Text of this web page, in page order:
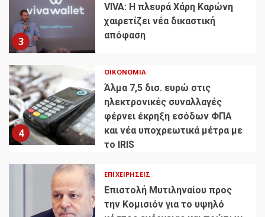
3
VIVA: Η πλευρά Χάρη Καρώνη
χαιρετίζει νέα δικαστική
απόφαση
4
ΟΙΚΟΝΟΜΊΑ
Άλμα 7,5 δισ. ευρώ στις
ηλεκτρονικές συναλλαγές
φέρνει έκρηξη εσόδων ΦΠΑ
και νέα υποχρεωτικά μέτρα με
το IRIS
ΕΠΙΧΕΙΡΉΣΕΙΣ
Επιστολή Μυτιληναίου προς
την Κομισιόν για το υψηλό